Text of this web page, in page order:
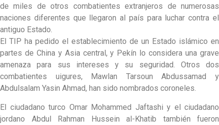
de miles de otros combatientes extranjeros de numerosas
naciones diferentes que llegaron al país para luchar contra el
antiguo Estado.
El TIP ha pedido el establecimiento de un Estado islámico en
partes de China y Asia central, y Pekín lo considera una grave
amenaza para sus intereses y su seguridad. Otros dos
combatientes uigures, Mawlan Tarsoun Abdussamad y
Abdulsalam Yasin Ahmad, han sido nombrados coroneles.
El ciudadano turco Omar Mohammed Jaftashi y el ciudadano
jordano Abdul Rahman Hussein al-Khatib también fueron